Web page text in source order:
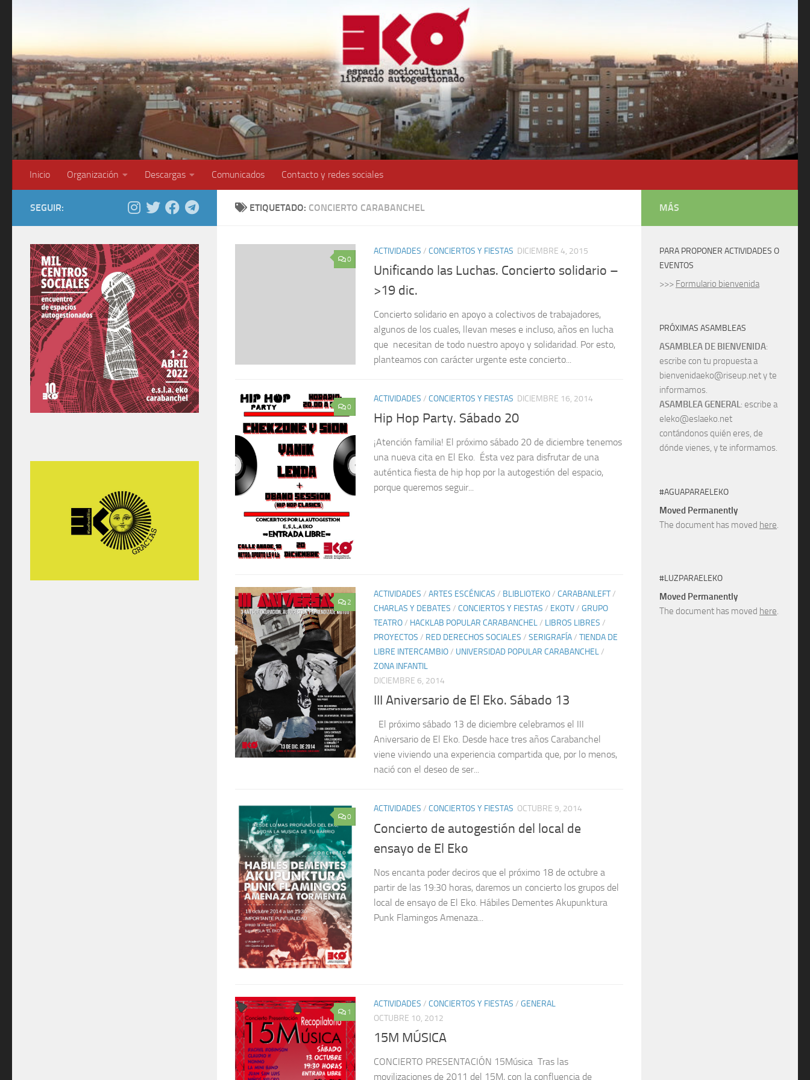
Inicio Organización Descargas Comunicados Contacto y redes sociales
ETIQUETADO: CONCIERTO CARABANCHEL
0
ACTIVIDADES / CONCIERTOS Y FIESTAS DICIEMBRE 4, 2015
Unificando las Luchas. Concierto solidario –
>19 dic.
Concierto solidario en apoyo a colectivos de trabajadores,
algunos de los cuales, llevan meses e incluso, años en lucha
que necesitan de todo nuestro apoyo y solidaridad. Por esto,
planteamos con carácter urgente este concierto...
0
ACTIVIDADES / CONCIERTOS Y FIESTAS DICIEMBRE 16, 2014
Hip Hop Party. Sábado 20
¡Atención familia! El próximo sábado 20 de diciembre tenemos
una nueva cita en El Eko. Ésta vez para disfrutar de una
auténtica fiesta de hip hop por la autogestión del espacio,
porque queremos seguir...
2
ACTIVIDADES / ARTES ESCÉNICAS / BLIBLIOTEKO/ CARABANLEFT/
CHARLAS Y DEBATES / CONCIERTOS Y FIESTAS / EKOTV/ GRUPO
TEATRO/ HACKLAB POPULAR CARABANCHEL/ LIBROS LIBRES /
PROYECTOS / RED DERECHOS SOCIALES / SERIGRAFÍA/ TIENDA DE
LIBRE INTERCAMBIO/ UNIVERSIDAD POPULAR CARABANCHEL/
ZONA INFANTIL
DICIEMBRE 6, 2014
III Aniversario de El Eko. Sábado 13
El próximo sábado 13 de diciembre celebramos el III
Aniversario de El Eko. Desde hace tres años Carabanchel
viene viviendo una experiencia compartida que, por lo menos,
nació con el deseo de ser...
0
ACTIVIDADES / CONCIERTOS Y FIESTAS OCTUBRE 9, 2014
Concierto de autogestión del local de
ensayo de El Eko
Nos encanta poder deciros que el próximo 18 de octubre a
partir de las 19:30 horas, daremos un concierto los grupos del
local de ensayo de El Eko. Hábiles Dementes Akupunktura
Punk Flamingos Amenaza...
1
ACTIVIDADES / CONCIERTOS Y FIESTAS / GENERAL
OCTUBRE 10, 2012
15M MÚSICA
CONCIERTO PRESENTACIÓN 15Música Tras las
movilizaciones de 2011 del 15M, con la confluencia de
SEGUIR: MÁS
PARA PROPONER ACTIVIDADES O
EVENTOS
>>> Formulario bienvenida
PRÓXIMAS ASAMBLEAS
ASAMBLEA DE BIENVENIDA:
escribe con tu propuesta a
bienvenidaeko@riseup.net y te
informamos.
ASAMBLEA GENERAL: escribe a
eleko@eslaeko.net
contándonos quién eres, de
dónde vienes, y te informamos.
#AGUAPARAELEKO
Moved Permanently
The document has moved here.
#LUZPARAELEKO
Moved Permanently
The document has moved here.